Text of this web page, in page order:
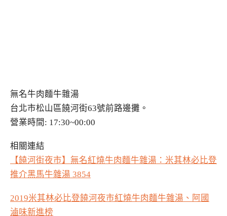
無名牛肉麵牛雜湯
台北市松山區饒河街63號前路邊攤。
營業時間: 17:30~00:00
相關連結
【饒河街夜市】無名紅燒牛肉麵牛雜湯：米其林必比登
推介黑馬牛雜湯 3854
2019米其林必比登饒河夜市紅燒牛肉麵牛雜湯、阿國
滷味新進榜